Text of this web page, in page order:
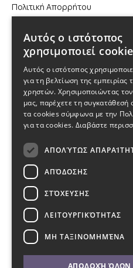
Πολιτική Απορρήτου
210 9880988, 2310 224
info@kybosonline.gr
Εθνικής Αμύνης 44,
Βρείτε
Αυτός ο ιστότοπος
χρησιμοποιεί
Αυτός ο ιστότοπος
για τη βελτίωση της εμπειρίας
χρηστών. Χρησιμοποιώντας
μας, παρέχετε τη συγκατάθεσή
τα cookies σύμφωνα με την
για τα cookies. Διαβάστε
ΑΠΟΛΎΤΩΣ
ΑΠΌΔΟΣΗΣ
ΣΤΌΧΕΥΣΗΣ
ΛΕΙΤΟΥΡΓΙΚΌΤΗΤΑΣ
ΜΗ ΤΑΞΙΝΟΜΗΜΈΝΑ
ΑΠΟΔΟΧΉ ΌΛΩΝ